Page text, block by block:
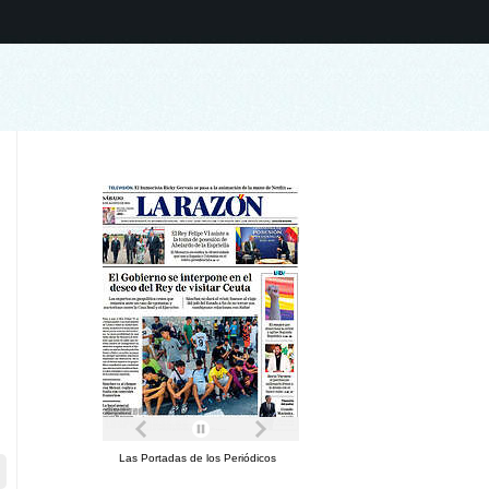
Las Portadas de los Periódicos